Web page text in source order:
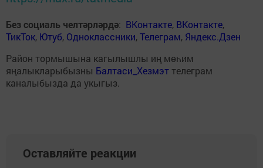
Без социаль челтәрләрдә: ВКонтакте, ВКонтакте,
ТикТок, Ютуб, Одноклассники,Телеграм, Яндекс.Дзен
Район тормышына кагылышлы иң мөһим
яңалыкларыбызны Балтаси_Хезмэт телеграм
каналыбызда да укыгыз.
Оставляйте реакции